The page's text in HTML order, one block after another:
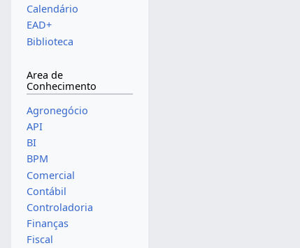
Calendário
EAD+
Biblioteca
Area de
Conhecimento
Agronegócio
API
BI
BPM
Comercial
Contábil
Controladoria
Finanças
Fiscal